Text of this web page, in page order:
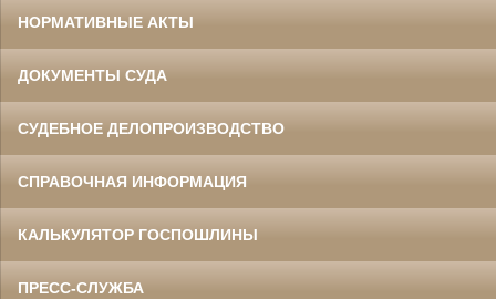
НОРМАТИВНЫЕ АКТЫ
ДОКУМЕНТЫ СУДА
СУДЕБНОЕ ДЕЛОПРОИЗВОДСТВО
СПРАВОЧНАЯ ИНФОРМАЦИЯ
КАЛЬКУЛЯТОР ГОСПОШЛИНЫ
ПРЕСС-СЛУЖБА